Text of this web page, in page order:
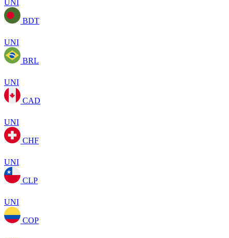
UNI
BDT
UNI
BRL
UNI
CAD
UNI
CHF
UNI
CLP
UNI
COP